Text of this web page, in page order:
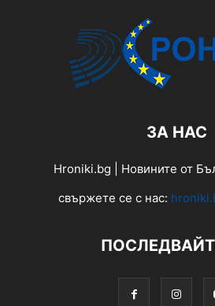
ЗА НАС
Hroniki.bg | Новините от
свържете се с нас: